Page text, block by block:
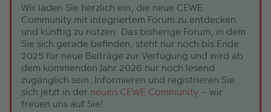
Wir laden Sie herzlich ein, die neue CEWE
Community mit integriertem Forum zu entdecken
und künftig zu nutzen. Das bisherige Forum, in dem
Sie sich gerade befinden, steht nur noch bis Ende
2025 für neue Beiträge zur Verfügung und wird ab
dem kommenden Jahr 2026 nur noch lesend
zugänglich sein. Informieren und registrieren Sie
sich jetzt in der neuen CEWE Community – wir
freuen uns auf Sie!